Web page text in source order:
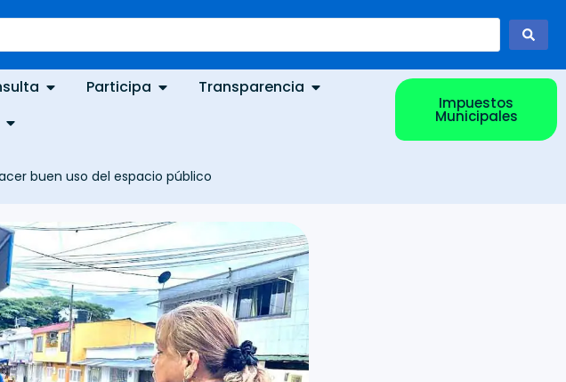
Participa
Transparencia
Impuestos
Municipales
buen uso del espacio público